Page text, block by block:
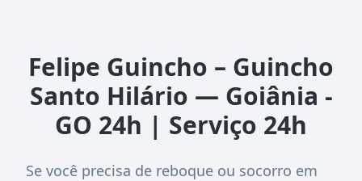
Felipe Guincho – Guincho
Santo Hilário — Goiânia -
GO 24h | Serviço 24h
Se você precisa de reboque ou socorro em